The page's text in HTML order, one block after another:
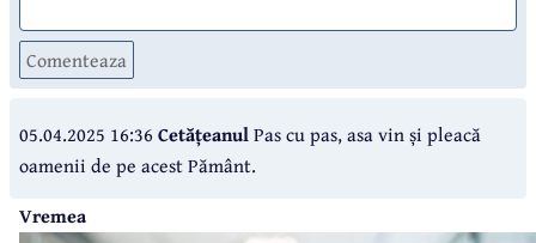
Comenteaza
05.04.2025 16:36 CetățeanulPas cu pas, asa vin și pleacă
oamenii de pe acest Pământ.
Vremea